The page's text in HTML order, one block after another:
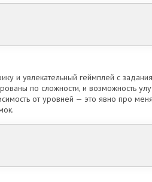
и увлекательный геймплей с
по сложности, и возможность
от уровней — это явно про